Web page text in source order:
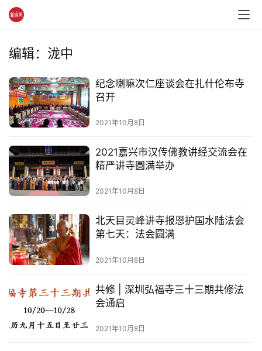
资
讯
八
点
音
高
僧
谈
心
提
专
编辑：泷中
纪念喇嘛次仁座谈会在扎什伦布寺
召开
2021年10月8日
2021嘉兴市汉传佛教讲经交流会在
精严讲寺圆满举办
2021年10月8日
北天目灵峰讲寺报恩护国水陆法会
第七天：法会圆满
2021年10月8日
共修 | 深圳弘福寺三十三期共修法
会通启
2021年10月8日